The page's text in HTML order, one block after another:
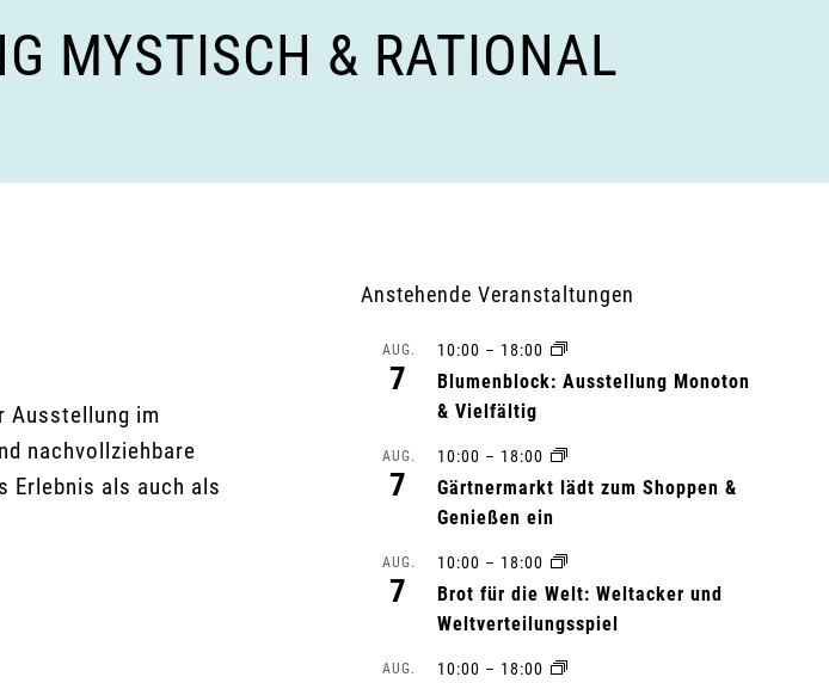
MYSTISCH & RATIONAL
Ausstellung im
nachvollziehbare
Erlebnis als auch als
Anstehende Veranstaltungen
AUG.
7
10:00 – 18:00
Blumenblock: Ausstellung Monoton
& Vielfältig
AUG.
7
10:00 – 18:00
Gärtnermarkt lädt zum Shoppen &
Genießen ein
AUG.
7
10:00 – 18:00
Brot für die Welt: Weltacker und
Weltverteilungsspiel
AUG. 10:00 – 18:00